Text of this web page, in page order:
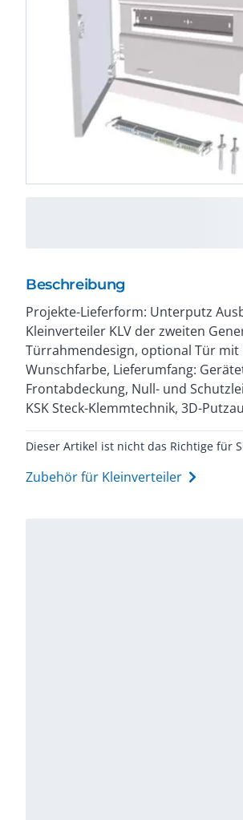
Beschreibung
Projekte-Lieferform: Unterputz
Kleinverteiler KLV der zweiten
Türrahmendesign, optional Tür mit
Wunschfarbe, Lieferumfang:
Frontabdeckung, Null- und
KSK Steck-Klemmtechnik, 3D-
18mm Tiefenausgleich,
Montageanleitung,
Kompletter Verteiler entsprechend
DIN 43871, IEC/EN 62208 und somit für
Dieser Artikel ist nicht das Richtige für
Zubehör für Kleinverteiler